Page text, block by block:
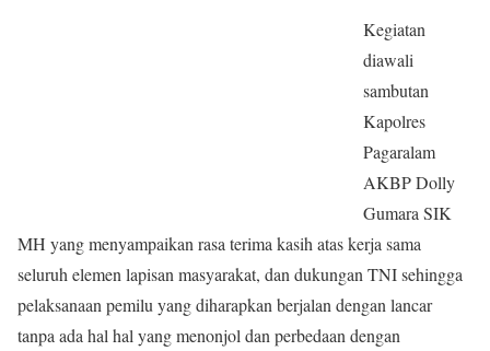
Kegiatan
diawali
sambutan
Kapolres
Pagaralam
AKBP Dolly
Gumara SIK
MH yang menyampaikan rasa terima kasih atas kerja sama
seluruh elemen lapisan masyarakat, dan dukungan TNI sehingga
pelaksanaan pemilu yang diharapkan berjalan dengan lancar
tanpa ada hal hal yang menonjol dan perbedaan dengan